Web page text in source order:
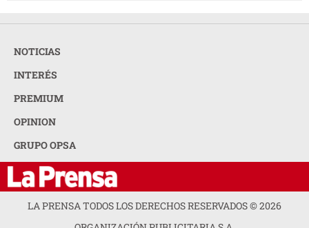
NOTICIAS
INTERÉS
PREMIUM
OPINION
GRUPO OPSA
LA PRENSA TODOS LOS DERECHOS RESERVADOS ©2026